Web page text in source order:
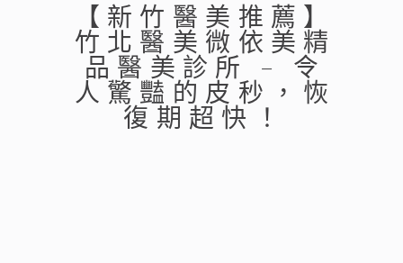
【新竹醫美推薦】
竹北醫美微依美精
品醫美診所 – 令
人驚豔的皮秒，恢
復期超快！